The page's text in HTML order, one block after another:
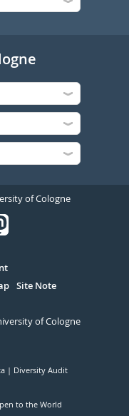
of Cologne
Site Note
of Cologne
Diversity Audit
to the World